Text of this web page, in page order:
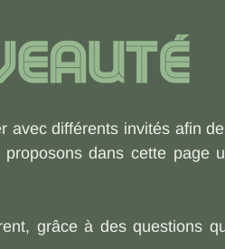
différents invités afin
dans cette page
grâce à des questions